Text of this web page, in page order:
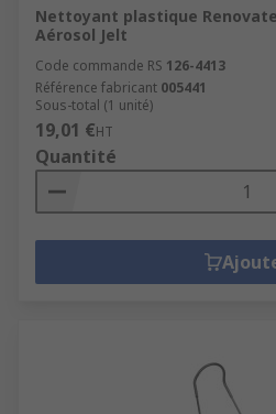
Nettoyant plastique
Aérosol Jelt
Code commande RS 126-4413
Référence fabricant 005441
Sous-total (1 unité)
19,01 €HT
Quantité